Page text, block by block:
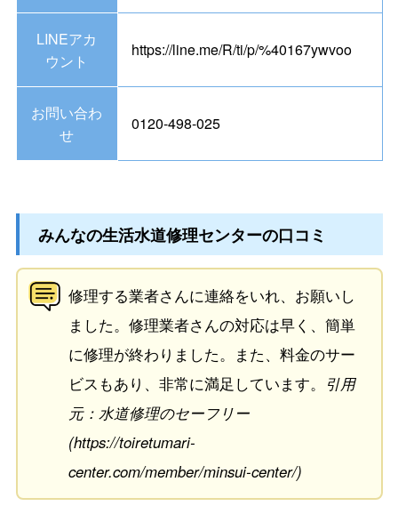
LINEアカ
ウント
https://line.me/R/ti/p/%40167ywvoo
お問い合わ
せ
0120-498-025
みんなの生活水道修理センターの口コミ
修理する業者さんに連絡をいれ、お願いし
ました。修理業者さんの対応は早く、簡単
に修理が終わりました。また、料金のサー
ビスもあり、非常に満足しています。 引用
元：水道修理のセーフリー
(https://toiretumari-
center.com/member/minsui-center/)